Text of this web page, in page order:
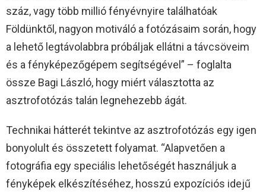
száz, vagy több millió fényévnyire találhatóak
Földünktől, nagyon motiváló a fotózásaim során, hogy
a lehető legtávolabbra próbáljak ellátni a távcsöveim
és a fényképezőgépem segítségével” – foglalta
össze Bagi László, hogy miért választotta az
asztrofotózás talán legnehezebb ágát.
Technikai hátterét tekintve az asztrofotózás egy igen
bonyolult és összetett folyamat. “Alapvetően a
fotográfia egy speciális lehetőségét használjuk a
fényképek elkészítéséhez, hosszú expozíciós idejű